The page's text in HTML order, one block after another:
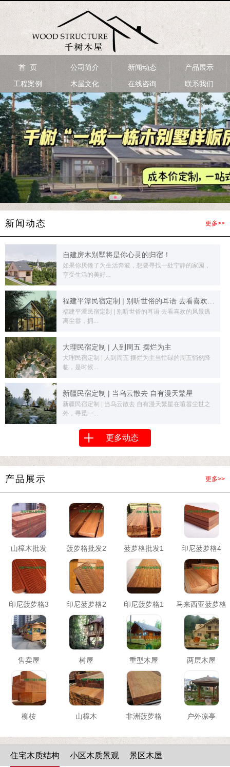
首 页 公司简介 新闻动态
产品展示
工程案例
木屋文化 在线咨询 联系我们
新闻动态 更多>>
自建房木别墅将是你心灵的归宿！
如果你厌倦了为生活奔波，想要寻找一处宁静的家园，
享受生活的美好...
福建平潭民宿定制 | 别听世俗的耳语 去看喜欢的风景逃
离尘嚣，拥...
大理民宿定制 | 人到周五 摆烂为主
大理民宿定制 | 人到周五 摆烂为主当忙碌的周五悄然降
临，是时候...
新疆民宿定制 | 当乌云散去 自有漫天繁星
新疆民宿定制 | 当乌云散去 自有漫天繁星在喧嚣尘世之
外，寻觅一...
更多动态
产品展示 更多>>
山樟木批发 菠萝格批发2 菠萝格批发1 印尼菠萝格4
印尼菠萝格3 印尼菠萝格2 印尼菠萝格1 马来西亚菠萝格
售卖屋 树屋 重型木屋 两层木屋
柳桉 山樟木 非洲菠萝格 户外凉亭
住宅木质结构 小区木质景观 景区木屋